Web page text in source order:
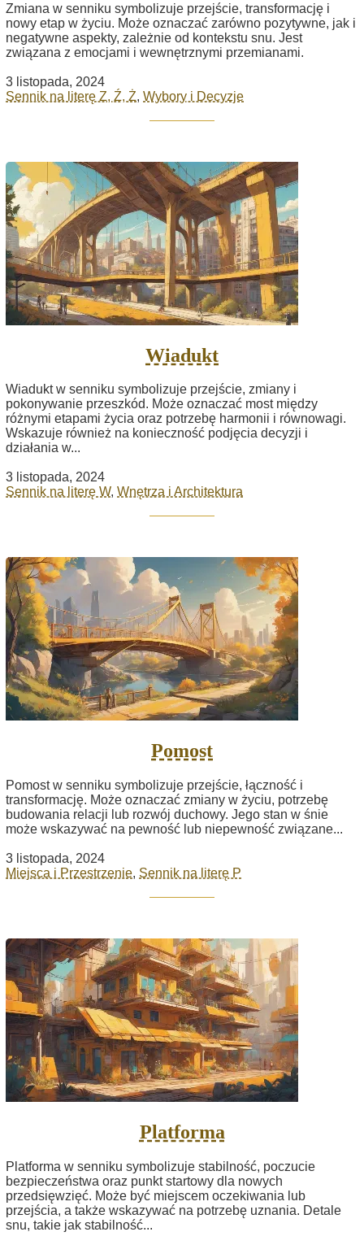
Zmiana w senniku symbolizuje przejście, transformację i
nowy etap w życiu. Może oznaczać zarówno pozytywne, jak i
negatywne aspekty, zależnie od kontekstu snu. Jest
związana z emocjami i wewnętrznymi przemianami.
3 listopada, 2024
Sennik na literę Z, Ź, Ż, Wybory i Decyzje
Wiadukt
Wiadukt w senniku symbolizuje przejście, zmiany i
pokonywanie przeszkód. Może oznaczać most między
różnymi etapami życia oraz potrzebę harmonii i równowagi.
Wskazuje również na konieczność podjęcia decyzji i
działania w...
3 listopada, 2024
Sennik na literę W, Wnętrza i Architektura
Pomost
Pomost w senniku symbolizuje przejście, łączność i
transformację. Może oznaczać zmiany w życiu, potrzebę
budowania relacji lub rozwój duchowy. Jego stan w śnie
może wskazywać na pewność lub niepewność związane...
3 listopada, 2024
Miejsca i Przestrzenie, Sennik na literę P
Platforma
Platforma w senniku symbolizuje stabilność, poczucie
bezpieczeństwa oraz punkt startowy dla nowych
przedsięwzięć. Może być miejscem oczekiwania lub
przejścia, a także wskazywać na potrzebę uznania. Detale
snu, takie jak stabilność...